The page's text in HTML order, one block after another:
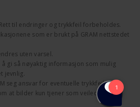
til endringer og trykkfeil forbeholdes.
som er brukt på GRAM nettstedet
uten varsel.
gi så nøyaktig informasjon som mulig
jevnlig.
seg ansvar for eventuelle trykkfeil
at bilder kun tjener som veiledning.